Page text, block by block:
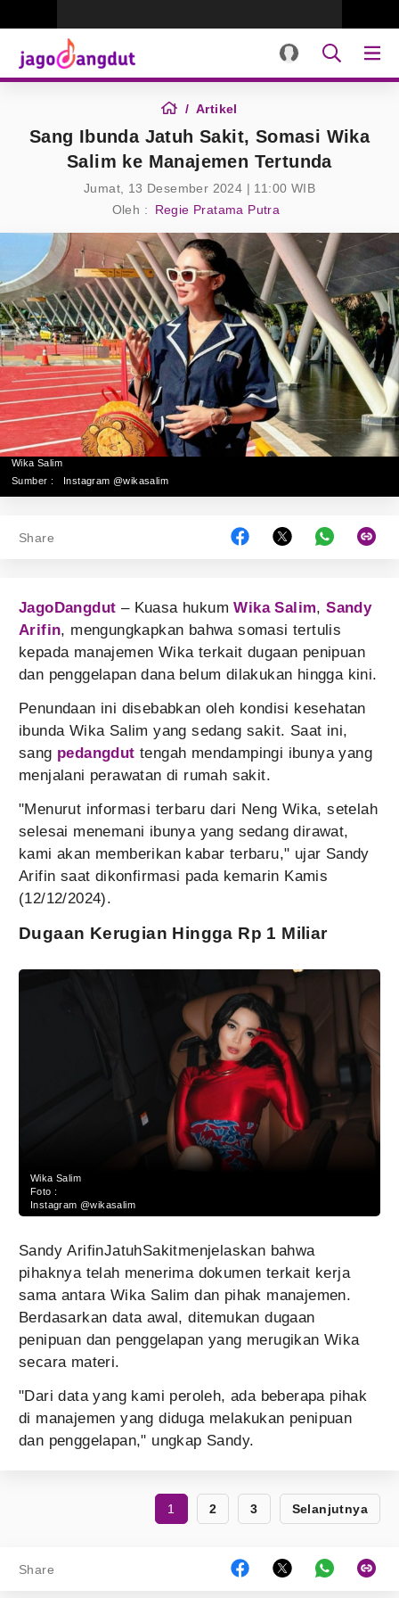
Artikel
Sang Ibunda Jatuh Sakit, Somasi Wika
Salim ke Manajemen Tertunda
Jumat, 13 Desember 2024 | 11:00 WIB
Oleh :
Regie Pratama Putra
Wika Salim
Sumber :
Instagram @wikasalim
Share
JagoDangdut – Kuasa hukumWika Salim,Sandy
Arifin, mengungkapkan bahwa somasi tertulis
kepada manajemen Wika terkait dugaan penipuan
dan penggelapan dana belum dilakukan hingga kini.
Penundaan ini disebabkan oleh kondisi kesehatan
ibunda Wika Salim yang sedang sakit. Saat ini,
sang pedangdut tengah mendampingi ibunya yang
menjalani perawatan di rumah sakit.
"Menurut informasi terbaru dari Neng Wika, setelah
selesai menemani ibunya yang sedang dirawat,
kami akan memberikan kabar terbaru," ujar Sandy
Arifin saat dikonfirmasi pada kemarin Kamis
(12/12/2024).
Dugaan Kerugian Hingga Rp 1 Miliar
Wika Salim
Foto :
Instagram @wikasalim
Sandy ArifinJatuhSakitmenjelaskan bahwa
pihaknya telah menerima dokumen terkait kerja
sama antara Wika Salim dan pihak manajemen.
Berdasarkan data awal, ditemukan dugaan
penipuan dan penggelapan yang merugikan Wika
secara materi.
"Dari data yang kami peroleh, ada beberapa pihak
di manajemen yang diduga melakukan penipuan
dan penggelapan," ungkap Sandy.
1 2 3 Selanjutnya
Share